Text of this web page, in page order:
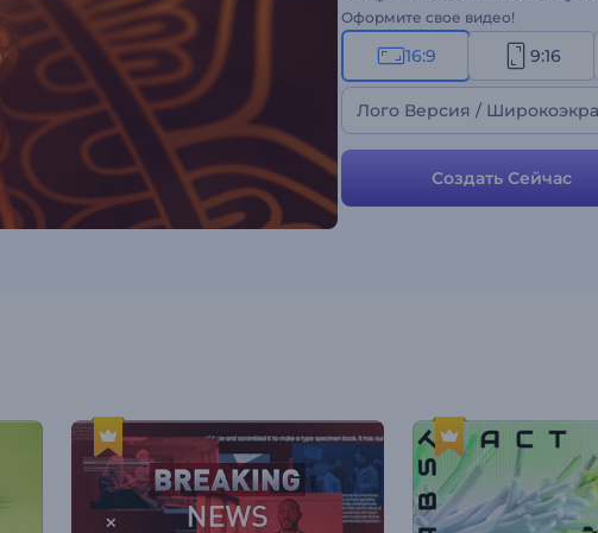
Оформите свое видео!
16:9 9:16
Создать Сейчас